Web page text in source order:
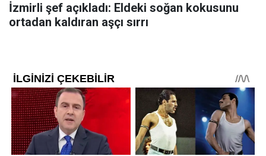
İzmirli şef açıkladı: Eldeki soğan kokusunu
ortadan kaldıran aşçı sırrı